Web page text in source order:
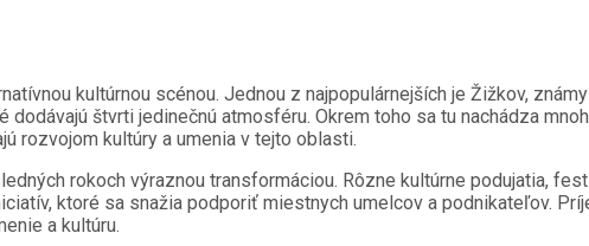
kultúrnou scénou. Jednou z najpopulárnejších je Žižkov,
štvrti jedinečnú atmosféru. Okrem toho sa tu nachádza
rozvojom kultúry a umenia v tejto oblasti.
rokoch výraznou transformáciou. Rôzne kultúrne podujatia,
ktoré sa snažia podporiť miestnych umelcov a podnikateľov.
a kultúru.